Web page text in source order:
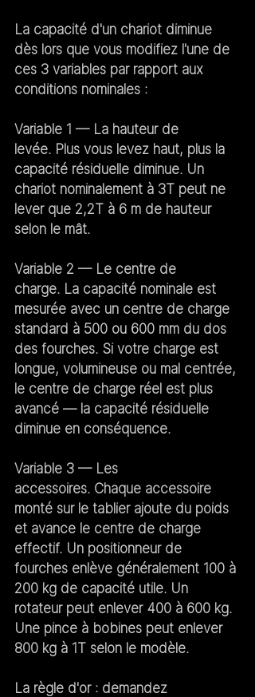
La capacité d'un chariot diminue
dès lors que vous modifiez l'une de
ces 3 variables par rapport aux
conditions nominales :
Variable 1 — La hauteur de
levée. Plus vous levez haut, plus la
capacité résiduelle diminue. Un
chariot nominalement à 3T peut ne
lever que 2,2T à 6 m de hauteur
selon le mât.
Variable 2 — Le centre de
charge. La capacité nominale est
mesurée avec un centre de charge
standard à 500 ou 600 mm du dos
des fourches. Si votre charge est
longue, volumineuse ou mal centrée,
le centre de charge réel est plus
avancé — la capacité résiduelle
diminue en conséquence.
Variable 3 — Les
accessoires. Chaque accessoire
monté sur le tablier ajoute du poids
et avance le centre de charge
effectif. Un positionneur de
fourches enlève généralement 100 à
200 kg de capacité utile. Un
rotateur peut enlever 400 à 600 kg.
Une pince à bobines peut enlever
800 kg à 1T selon le modèle.
La règle d'or : demandez